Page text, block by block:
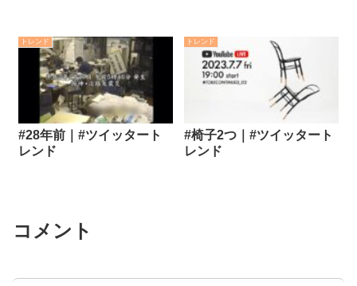
トレンド
#28年前｜#ツイッタート
レンド
トレンド
#椅子2つ｜#ツイッタート
レンド
コメント